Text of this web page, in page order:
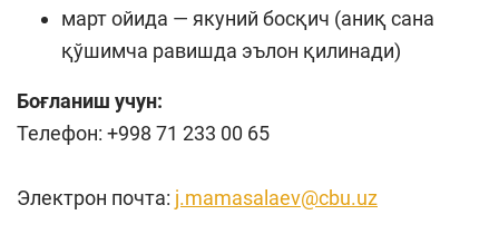
март ойида — якуний босқич (аниқ сана
қўшимча равишда эълон қилинади)
Боғланиш учун:
Телефон: +998 71 233 00 65
Электрон почта: j.mamasalaev@cbu.uz